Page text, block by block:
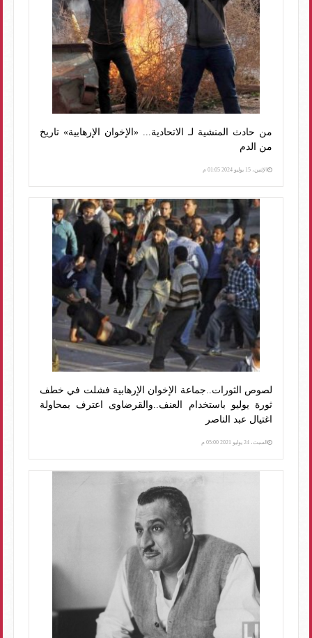
من حادث المنشية لـ الاتحادية... «الإخوان الإرهابية» تاريخ
من الدم
الإثنين، 15 يوليو 2024 01:05 م
لصوص الثورات..جماعة الإخوان الإرهابية فشلت في خطف
ثورة يوليو باستخدام العنف..والقرضاوى اعترف بمحاولة
اغتيال عبد الناصر
السبت، 24 يوليو 2021 05:00 م